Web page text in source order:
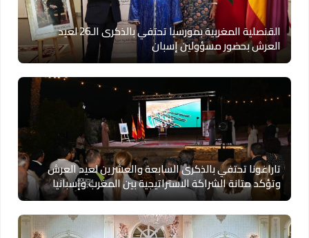
القنصلية المغربية بمورسيا تحتفي بالذكرى الـ26 لعيد
العرش بحضور مسؤولين إسبان
تاراغونا تحتفي بالذكرى السابعة والعشرين لعيد العرش
وتؤكد متانة الشراكة الاستراتيجية بين المغرب وإسبانيا